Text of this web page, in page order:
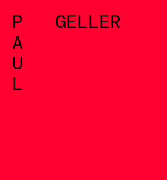
GELLER
ELLER
P
A
U
L